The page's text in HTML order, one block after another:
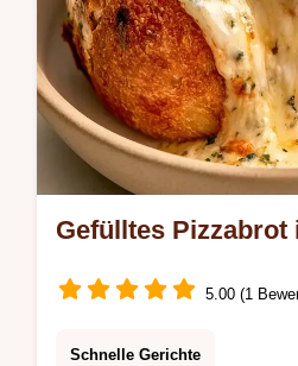
Gefülltes Pizzabrot
5.00 (1
Schnelle Gerichte